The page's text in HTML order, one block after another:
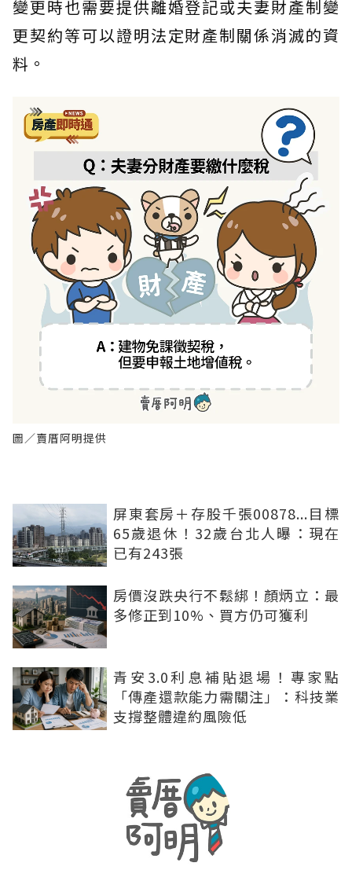
變更時也需要提供離婚登記或夫妻財產制變
更契約等可以證明法定財產制關係消滅的資
料。
圖／賣厝阿明提供
屏東套房＋存股千張00878...目標
65歲退休！32歲台北人曝：現在
已有243張
房價沒跌央行不鬆綁！顏炳立：最
多修正到10%、買方仍可獲利
青安3.0利息補貼退場！專家點
「傳產還款能力需關注」：科技業
支撐整體違約風險低